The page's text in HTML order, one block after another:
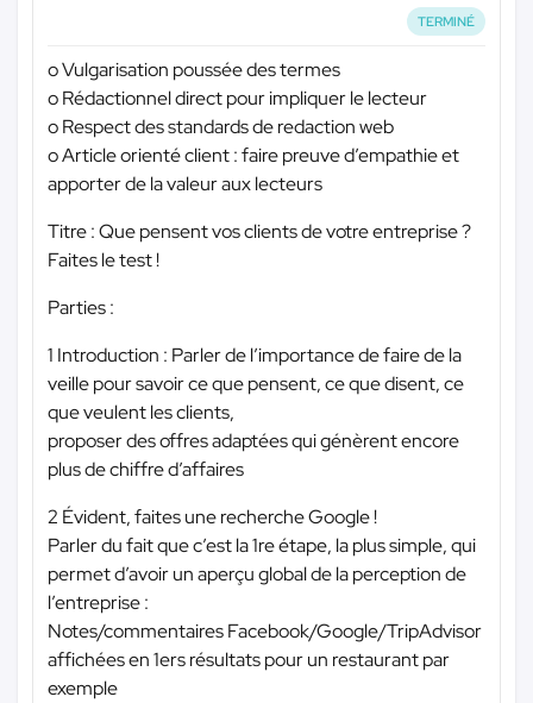
TERMINÉ
o Vulgarisation poussée des termes
o Rédactionnel direct pour impliquer le lecteur
o Respect des standards de redaction web
o Article orienté client : faire preuve d’empathie et
apporter de la valeur aux lecteurs
Titre : Que pensent vos clients de votre entreprise ?
Faites le test !
Parties :
1 Introduction : Parler de l’importance de faire de la
veille pour savoir ce que pensent, ce que disent, ce
que veulent les clients,
proposer des offres adaptées qui génèrent encore
plus de chiffre d’affaires
2 Évident, faites une recherche Google !
Parler du fait que c’est la 1re étape, la plus simple, qui
permet d’avoir un aperçu global de la perception de
l’entreprise :
Notes/commentaires Facebook/Google/TripAdvisor
affichées en 1ers résultats pour un restaurant par
exemple